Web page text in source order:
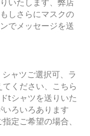
しさらにマスクの
でメッセージを送
ャツご選択可、ラ
ください、こちら
tシャツを送りいた
ろいろあります
定ご希望の場合、